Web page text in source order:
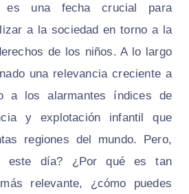
es una fecha crucial para
a la sociedad en torno a la
de los niños. A lo largo
una relevancia creciente a
a los alarmantes índices de
y explotación infantil que
regiones del mundo. Pero,
este día? ¿Por qué es tan
relevante, ¿cómo puedes